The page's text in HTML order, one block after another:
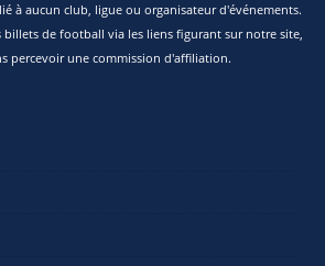
à aucun club, ligue ou organisateur d'événements.
billets de football via les liens figurant sur notre site,
percevoir une commission d'affiliation.